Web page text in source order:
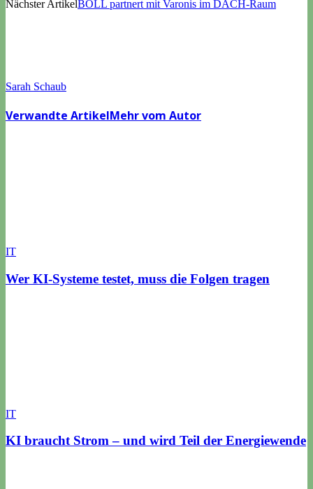
Nächster ArtikelBOLL partnert mit Varonis im DACH-Raum
Sarah Schaub
Verwandte ArtikelMehr vom Autor
IT
Wer KI-Systeme testet, muss die Folgen tragen
IT
KI braucht Strom – und wird Teil der Energiewende